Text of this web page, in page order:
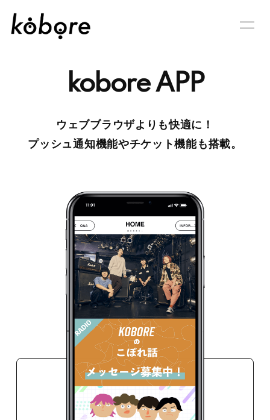
SCHEDULE GOODS
DISCOGRAPHY BLOG
PHOTO Q&A
CONTACT APP
ログイン
kobore APP
ウェブブラウザよりも快適に！
プッシュ通知機能やチケット機能も搭載。